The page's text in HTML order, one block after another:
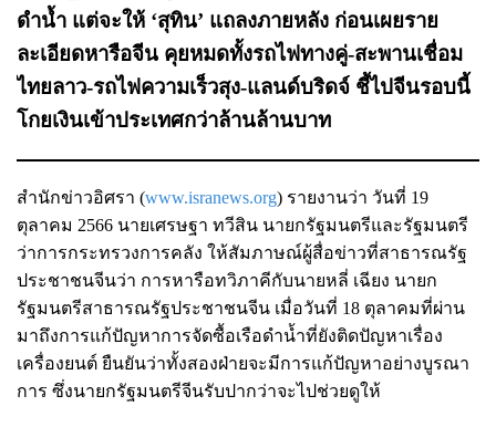
ดำน้ำ แต่จะให้ ‘สุทิน’ แถลงภายหลัง ก่อนเผยราย
ละเอียดหารือจีน คุยหมดทั้งรถไฟทางคู่-สะพานเชื่อม
ไทยลาว-รถไฟความเร็วสุง-แลนด์บริดจ์ ชี้ไปจีนรอบนี้
โกยเงินเข้าประเทศกว่าล้านล้านบาท
สำนักข่าวอิศรา (www.isranews.org) รายงานว่า วันที่ 19
ตุลาคม 2566 นายเศรษฐา ทวีสิน นายกรัฐมนตรีและรัฐมนตรี
ว่าการกระทรวงการคลัง ให้สัมภาษณ์ผู้สื่อข่าวที่สาธารณรัฐ
ประชาชนจีนว่า การหารือทวิภาคีกับนายหลี่ เฉียง นายก
รัฐมนตรีสาธารณรัฐประชาชนจีน เมื่อวันที่ 18 ตุลาคมที่ผ่าน
มาถึงการแก้ปัญหาการจัดซื้อเรือดำน้ำที่ยังติดปัญหาเรื่อง
เครื่องยนต์ ยืนยันว่าทั้งสองฝ่ายจะมีการแก้ปัญหาอย่างบูรณา
การ ซึ่งนายกรัฐมนตรีจีนรับปากว่าจะไปช่วยดูให้